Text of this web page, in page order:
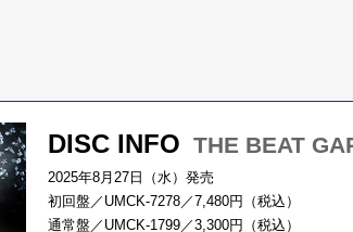
DISC INFO THE BEAT
2025年8月27日（水）発売
初回盤／UMCK-7278／7,480円（税込）
通常盤／UMCK-1799／3,300円（税込）